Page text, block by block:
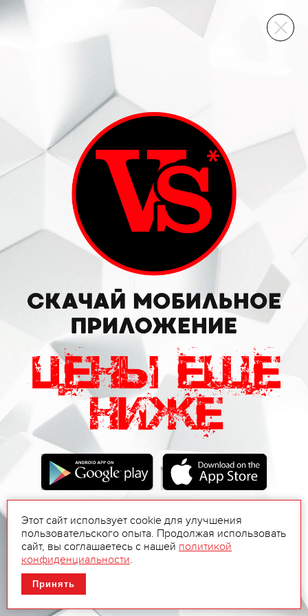
ВИННЫЙ СКЛАД
Этот сайт использует cookie для улучшения
пользовательского опыта. Продолжая использовать
сайт, вы соглашаетесь с нашей политикой
конфиденциальности.
Принять